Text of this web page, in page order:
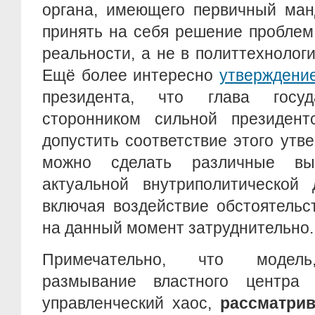
органа, имеющего первичный
принять на себя решение
реальности, а не в
Ещё более интересно
президента, что глава
сторонником сильной
допустить соответствие этого
можно сделать различные
актуальной
включая воздействие
на данный момент затруднительно.
Примечательно, что
размывание властного
управленческий хаос,